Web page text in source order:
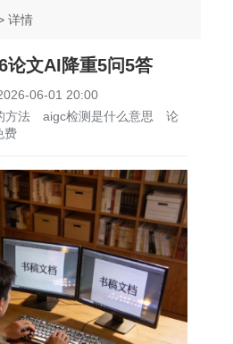
详情
论文AI降重5问5答
06-01 20:00
方法 aigc检测是什么意思
论
费